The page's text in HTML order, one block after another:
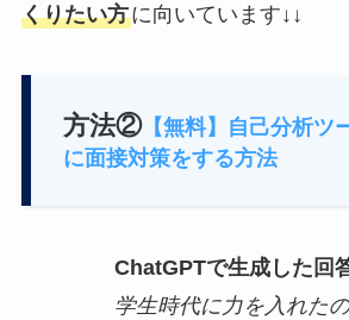
くりたい方に向いています↓↓
方法②【無料】自己分析ツ
に面接対策をする方法
ChatGPTで生成した回
学生時代に力を入れた